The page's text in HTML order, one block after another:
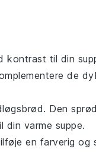
kontrast til din
de
. Den
din varme suppe.
en farverig og